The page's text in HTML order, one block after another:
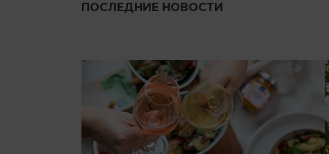
ПОСЛЕДНИЕ НОВОСТИ